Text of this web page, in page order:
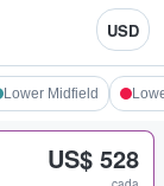
USD
Lower Midfield
US$ 528